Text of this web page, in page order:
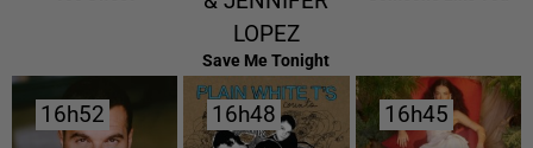
LOPEZ
Save Me Tonight
16h52
16h52 16h48
16h48 16h45
16h45